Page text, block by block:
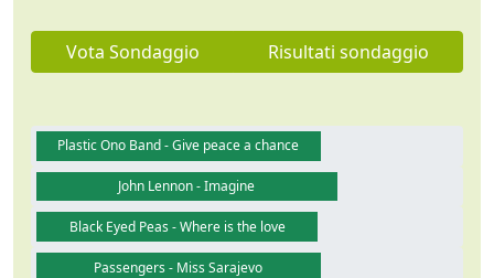
Vota Sondaggio Risultati sondaggio
Plastic Ono Band - Give peace a chance
John Lennon - Imagine
Black Eyed Peas - Where is the love
Passengers - Miss Sarajevo